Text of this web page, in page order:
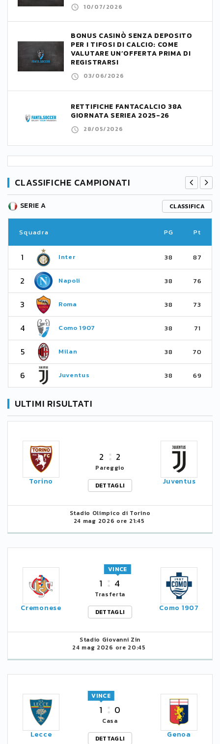
10/07/2026
BONUS CASINÒ SENZA DEPOSITO
PER I TIFOSI DI CALCIO: COME
VALUTARE UN’OFFERTA PRIMA DI
REGISTRARSI
03/06/2026
RETTIFICHE FANTACALCIO 38A
GIORNATA SERIEA 2025-26
28/05/2026
CLASSIFICHE CAMPIONATI
SERIE A CLASSIFICA
Squadra PG Pt
1 Inter 38 87
2 Napoli 38 76
3 Roma 38 73
4 Como 1907 38 71
5 Milan 38 70
6 Juventus 38 69
ULTIMI RISULTATI
Torino
2 2
Pareggio
DETTAGLI
Juventus
Stadio Olimpico di Torino
24 mag 2026 ore 21:45
Cremonese
1 4
VINCE
Trasferta
DETTAGLI
Como 1907
Stadio Giovanni Zin
24 mag 2026 ore 20:45
Lecce
1
VINCE
0
Casa
DETTAGLI
Genoa